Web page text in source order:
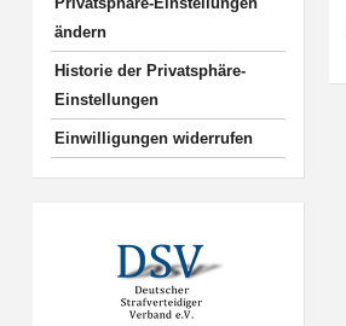
ändern
Historie der Privatsphäre-
Einstellungen
Einwilligungen widerrufen